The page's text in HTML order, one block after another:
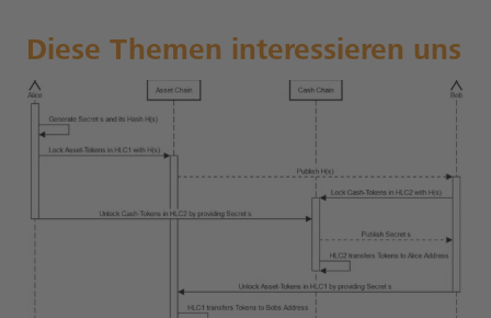
Diese Themen interessieren uns